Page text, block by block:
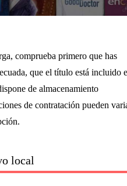
comprueba primero que has
que el título está incluido
de almacenamiento
de contratación pueden
local